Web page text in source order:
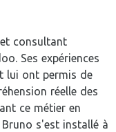
consultant
Ses expériences
lui ont permis de
réelle des
ce métier en
s'est installé à